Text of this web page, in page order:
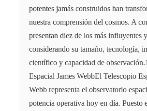
potentes jamás construidos han
nuestra comprensión del cosmos. A
presentan diez de los más influyentes
considerando su tamaño, tecnología,
científico y capacidad de
Espacial James WebbEl Telescopio
Webb representa el observatorio
potencia operativa hoy en día. Puesto